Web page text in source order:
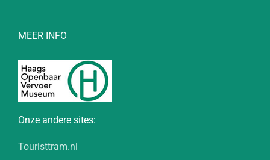
MEER INFO
Onze andere sites:
Touristtram.nl